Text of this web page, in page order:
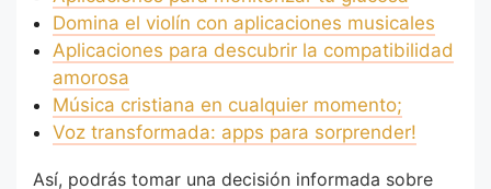
Domina el violín con aplicaciones musicales
Aplicaciones para descubrir la compatibilidad
amorosa
Música cristiana en cualquier momento;
Voz transformada: apps para sorprender!
Así, podrás tomar una decisión informada sobre